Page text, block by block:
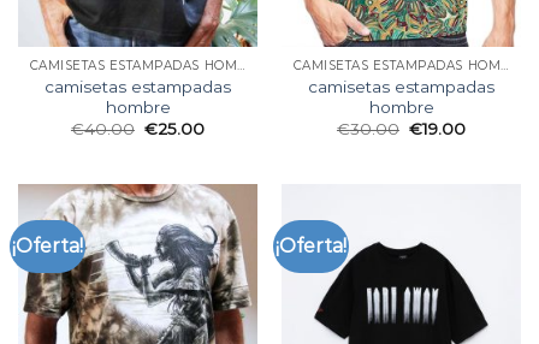
CAMISETAS ESTAMPADAS HOMBRE
camisetas estampadas
hombre
€40.00 €25.00
CAMISETAS ESTAMPADAS HOMBRE
camisetas estampadas
hombre
€30.00 €19.00
¡Oferta! ¡Oferta!